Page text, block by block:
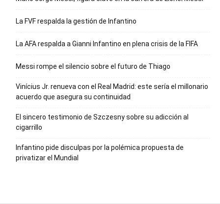
La FVF respalda la gestión de Infantino
La AFA respalda a Gianni Infantino en plena crisis de la FIFA
Messi rompe el silencio sobre el futuro de Thiago
Vinícius Jr. renueva con el Real Madrid: este sería el millonario
acuerdo que asegura su continuidad
El sincero testimonio de Szczesny sobre su adicción al
cigarrillo
Infantino pide disculpas por la polémica propuesta de
privatizar el Mundial